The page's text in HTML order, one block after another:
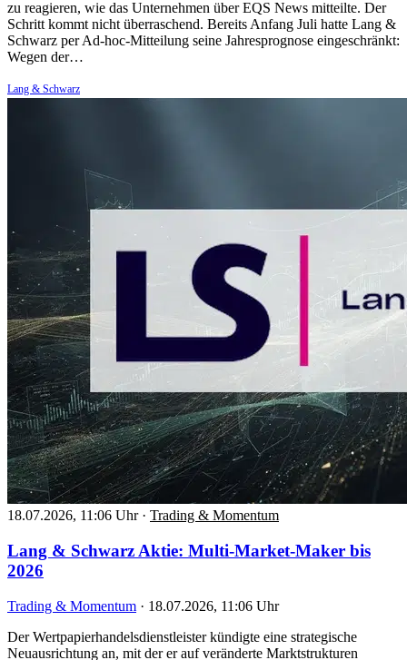
zu reagieren, wie das Unternehmen über EQS News mitteilte. Der
Schritt kommt nicht überraschend. Bereits Anfang Juli hatte Lang &
Schwarz per Ad-hoc-Mitteilung seine Jahresprognose eingeschränkt:
Wegen der…
Lang & Schwarz
18.07.2026, 11:06 Uhr · Trading & Momentum
Lang & Schwarz Aktie: Multi-Market-Maker bis
2026
Trading & Momentum · 18.07.2026, 11:06 Uhr
Der Wertpapierhandelsdienstleister kündigte eine strategische
Neuausrichtung an, mit der er auf veränderte Marktstrukturen